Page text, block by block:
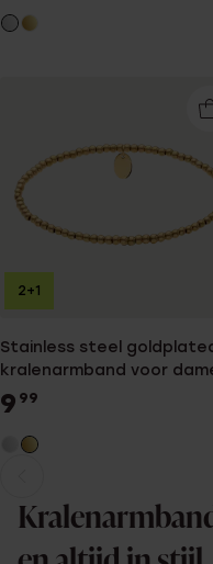
Stainless steel
kralenarmband voor
9 99
2+1
pagina
naar